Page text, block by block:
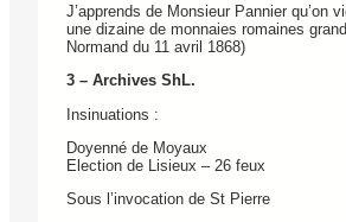
J’apprends de Monsieur Pannier
une dizaine de monnaies romaines
Normand du 11 avril 1868)
3 – Archives ShL.
Insinuations :
Doyenné de Moyaux
Election de Lisieux – 26 feux
Sous l’invocation de St Pierre